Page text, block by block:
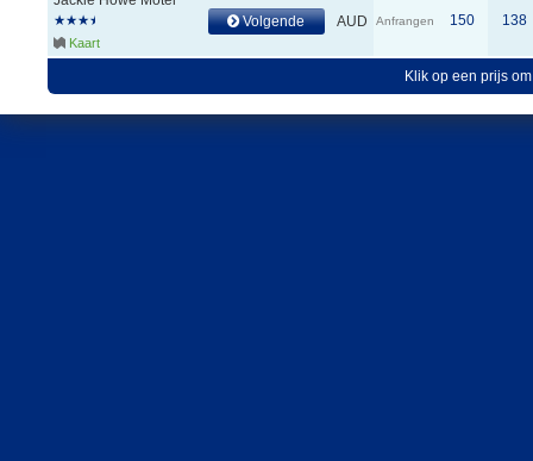
Kaart
Volgende AUD Anfrangen 150 138
Klik op een prijs